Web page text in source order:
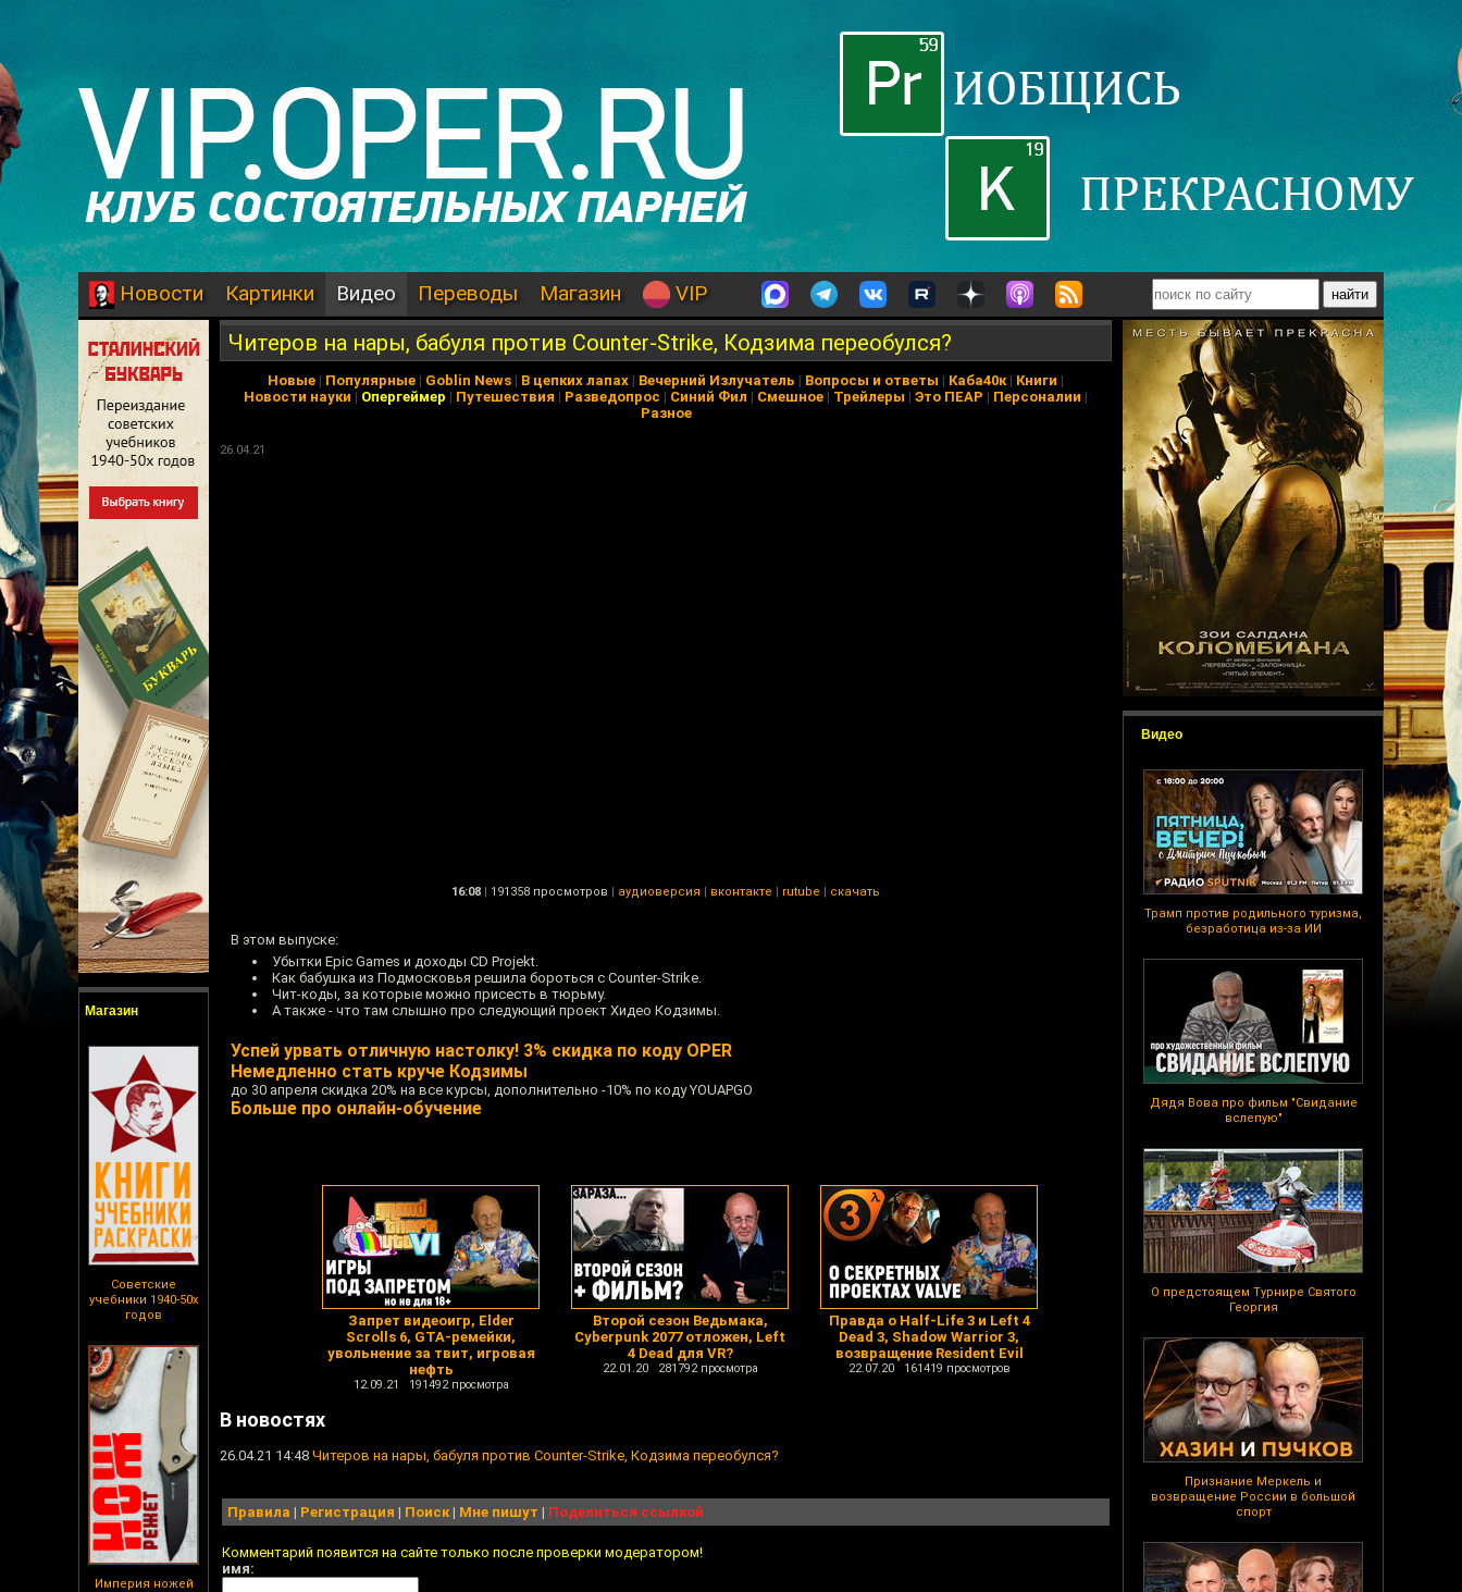
Новости Картинки Видео Переводы Магазин VIP
Магазин
Советские
учебники 1940-50х
годов
Империя ножей
Видео
Трамп против родильного туризма,
безработица из-за ИИ
Дядя Вова про фильм "Свидание
вслепую"
О предстоящем Турнире Святого
Георгия
Признание Меркель и
возвращение России в большой
спорт
Читеров на нары, бабуля против Counter-Strike, Кодзима переобулся?
Новые | Популярные | Goblin News | В цепких лапах | Вечерний Излучатель | Вопросы и ответы | Каба40к| Книги |
Новости науки | Опергеймер | Путешествия | Разведопрос | Синий Фил | Смешное | Трейлеры | Это ПЕАР | Персоналии |
Разное
26.04.21
16:08 | 191358 просмотров | аудиоверсия | вконтакте | rutube | скачать
В этом выпуске:
Убытки Epic Games и доходы CD Projekt.
Как бабушка из Подмосковья решила бороться с Counter-Strike.
Чит-коды, за которые можно присесть в тюрьму.
А также - что там слышно про следующий проект Хидео Кодзимы.
Успей урвать отличную настолку! 3% скидка по коду OPER
Немедленно стать круче Кодзимы
до 30 апреля скидка 20% на все курсы, дополнительно -10% по коду YOUAPGO
Больше про онлайн-обучение
Запрет видеоигр, Elder
Scrolls 6, GTA-ремейки,
увольнение за твит, игровая
нефть
12.09.21 191492 просмотра
Второй сезон Ведьмака,
Cyberpunk 2077 отложен, Left
4 Dead для VR?
22.01.20 281792 просмотра
Правда о Half-Life 3 и Left 4
Dead 3, Shadow Warrior 3,
возвращение Resident Evil
22.07.20 161419 просмотров
В новостях
26.04.21 14:48 Читеров на нары, бабуля против Counter-Strike, Кодзима переобулся?
Правила | Регистрация | Поиск| Мне пишут | Поделиться ссылкой
Комментарий появится на сайте только после проверки модератором!
имя: